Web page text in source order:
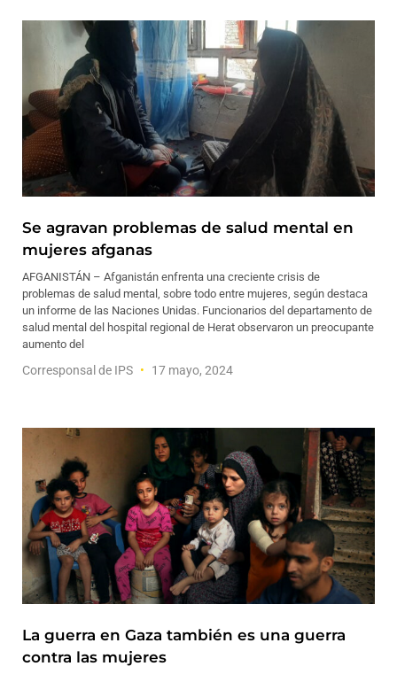
Se agravan problemas de salud mental en
mujeres afganas
AFGANISTÁN – Afganistán enfrenta una creciente crisis de
problemas de salud mental, sobre todo entre mujeres, según destaca
un informe de las Naciones Unidas. Funcionarios del departamento de
salud mental del hospital regional de Herat observaron un preocupante
aumento del
Corresponsal de IPS 17 mayo, 2024
La guerra en Gaza también es una guerra
contra las mujeres